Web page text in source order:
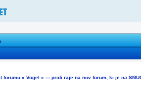
forumu » Vogel » --- pridi raje na nov forum, ki je na